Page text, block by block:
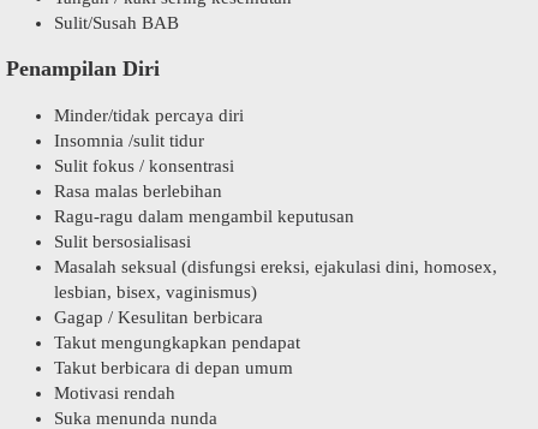
Sulit/Susah BAB
Penampilan Diri
Minder/tidak percaya diri
Insomnia /sulit tidur
Sulit fokus / konsentrasi
Rasa malas berlebihan
Ragu-ragu dalam mengambil keputusan
Sulit bersosialisasi
Masalah seksual (disfungsi ereksi, ejakulasi dini, homosex,
lesbian, bisex, vaginismus)
Gagap / Kesulitan berbicara
Takut mengungkapkan pendapat
Takut berbicara di depan umum
Motivasi rendah
Suka menunda nunda